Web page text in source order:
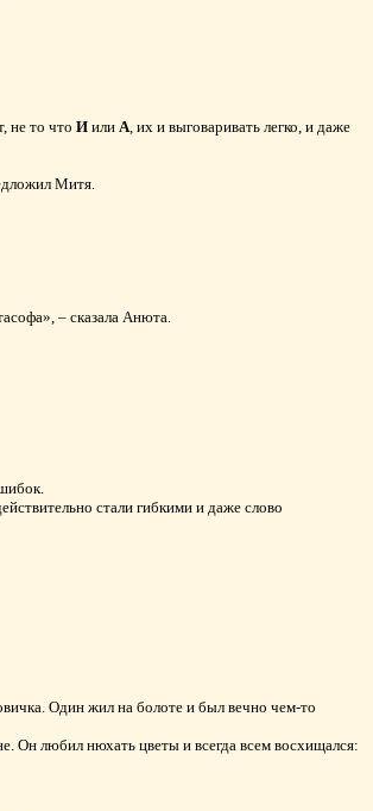
не то что И или А, их и выговаривать легко, и даже
Митя.
– сказала Анюта.
стали гибкими и даже слово
Один жил на болоте и был вечно чем-то
Он любил нюхать цветы и всегда всем восхищался: